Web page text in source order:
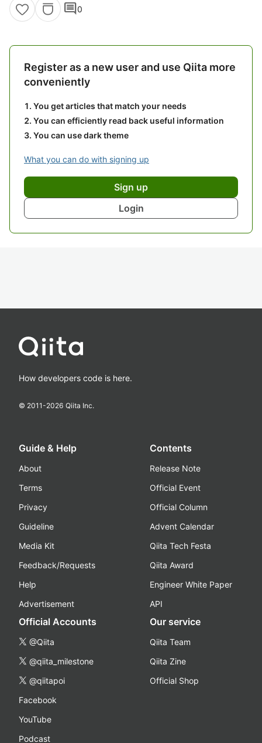
comment0
Register as a new user and use Qiita more
conveniently
You get articles that match your needs
You can efficiently read back useful information
You can use dark theme
What you can do with signing up
Sign up
Login
How developers code is here.
© 2011-2026 Qiita Inc.
Guide & Help
About
Terms
Privacy
Guideline
Media Kit
Feedback/Requests
Help
Advertisement
Contents
Release Note
Official Event
Official Column
Advent Calendar
Qiita Tech Festa
Qiita Award
Engineer White Paper
API
Official Accounts
@Qiita
@qiita_milestone
@qiitapoi
Facebook
YouTube
Podcast
Our service
Qiita Team
Qiita Zine
Official Shop